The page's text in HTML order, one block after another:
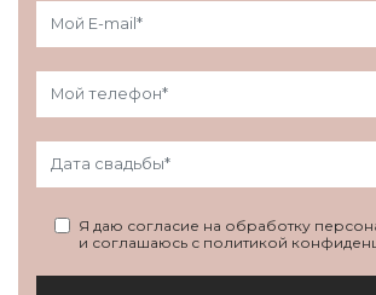
Я даю согласие на обработку
и соглашаюсь с политикой